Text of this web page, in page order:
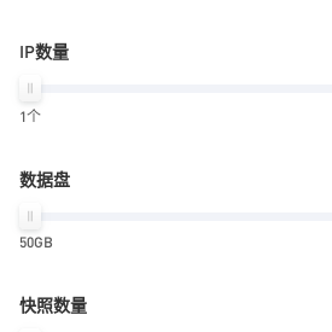
IP数量
1个
数据盘
50GB
快照数量